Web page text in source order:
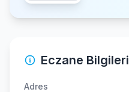
Eczane Bilgileri
Adres